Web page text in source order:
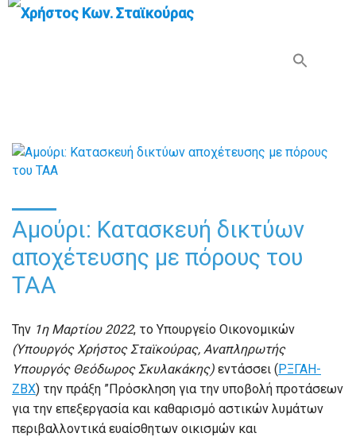
Αμούρι: Κατασκευή δικτύων
αποχέτευσης με πόρους του
ΤΑΑ
Την 1η Μαρτίου 2022, το Υπουργείο Οικονομικών
(Υπουργός Χρήστος Σταϊκούρας, Αναπληρωτής
Υπουργός Θεόδωρος Σκυλακάκης) εντάσσει (ΡΞΓΑΗ-
ΖΒΧ) την πράξη ”Πρόσκληση για την υποβολή προτάσεων
για την επεξεργασία και καθαρισμό αστικών λυμάτων
περιβαλλοντικά ευαίσθητων οικισμών και